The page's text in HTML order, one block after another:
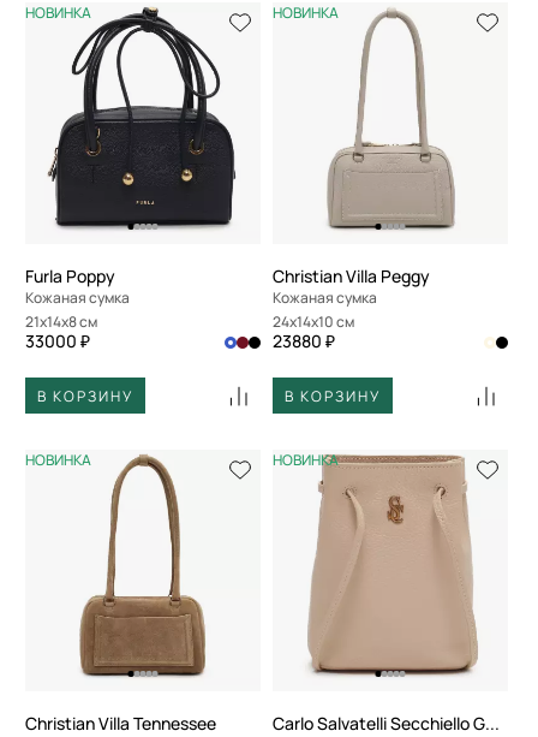
НОВИНКА
Furla Poppy
Кожаная сумка
21x14x8 см
33000 ₽
В КОРЗИНУ
НОВИНКА
Christian Villa Peggy
Кожаная сумка
24x14x10 см
23880 ₽
В КОРЗИНУ
НОВИНКА
Christian Villa Tennessee
НОВИНКА
Carlo Salvatelli Secchiello Gemma